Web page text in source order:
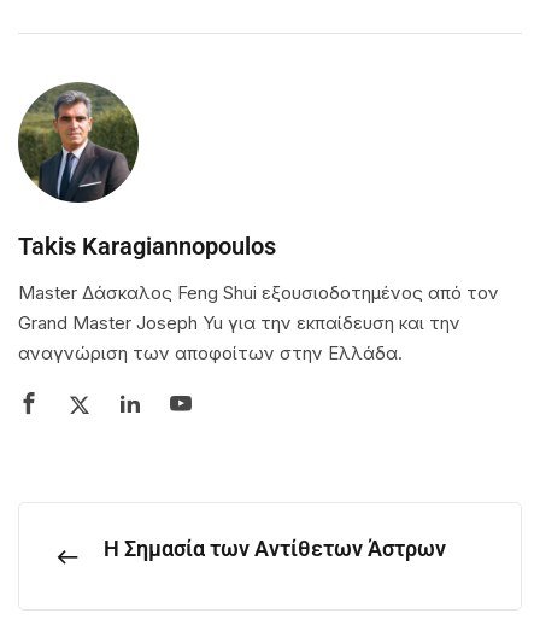
Takis Karagiannopoulos
Master Δάσκαλος Feng Shui εξουσιοδοτημένος από τον
Grand Master Joseph Yu για την εκπαίδευση και την
αναγνώριση των αποφοίτων στην Ελλάδα.
Η Σημασία των Αντίθετων Άστρων